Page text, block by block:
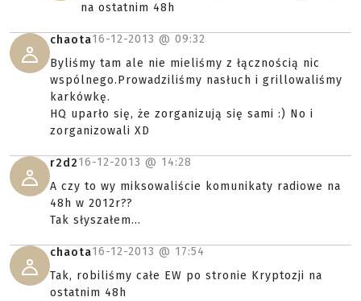
na ostatnim 48h
chaota16-12-2013 @ 09:32
Byliśmy tam ale nie mieliśmy z łącznością nic
wspólnego.Prowadziliśmy nasłuch i grillowaliśmy
karkówkę.
HQ uparło się, że zorganizują się sami :) No i
zorganizowali XD
r2d216-12-2013 @ 14:28
A czy to wy miksowaliście komunikaty radiowe na
48h w 2012r??
Tak słyszałem...
chaota16-12-2013 @ 17:54
Tak, robiliśmy całe EW po stronie Kryptozji na
ostatnim 48h